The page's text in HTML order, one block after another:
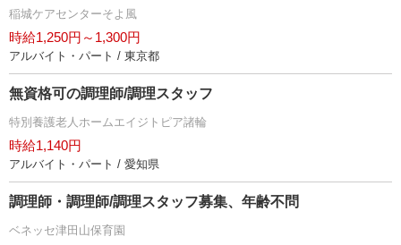
稲城ケアセンターそよ風
時給1,250円～1,300円
アルバイト・パート / 東京都
無資格可の調理師/調理スタッフ
特別養護老人ホームエイジトピア諸輪
時給1,140円
アルバイト・パート / 愛知県
調理師・調理師/調理スタッフ募集、年齢不問
ベネッセ津田山保育園